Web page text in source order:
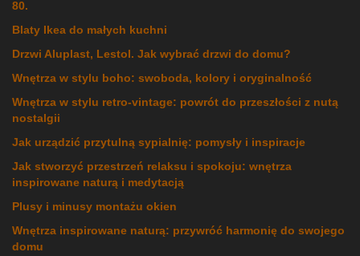
80.
Blaty Ikea do małych kuchni
Drzwi Aluplast, Lestol. Jak wybrać drzwi do domu?
Wnętrza w stylu boho: swoboda, kolory i oryginalność
Wnętrza w stylu retro-vintage: powrót do przeszłości z nutą
nostalgii
Jak urządzić przytulną sypialnię: pomysły i inspiracje
Jak stworzyć przestrzeń relaksu i spokoju: wnętrza
inspirowane naturą i medytacją
Plusy i minusy montażu okien
Wnętrza inspirowane naturą: przywróć harmonię do swojego
domu